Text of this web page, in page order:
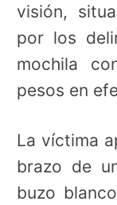
visión,
por los
mochila
pesos en
La víctima
brazo de
buzo